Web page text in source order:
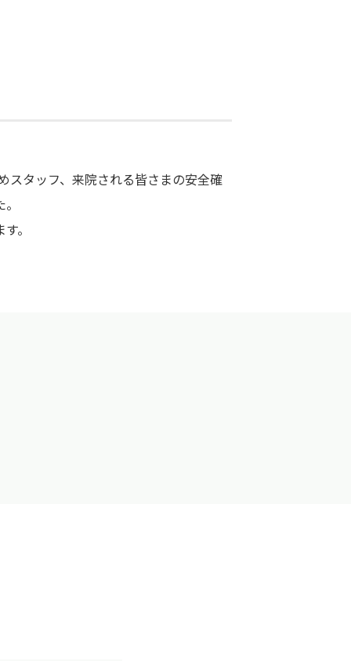
スタッフ、来院される皆さまの安全確
。